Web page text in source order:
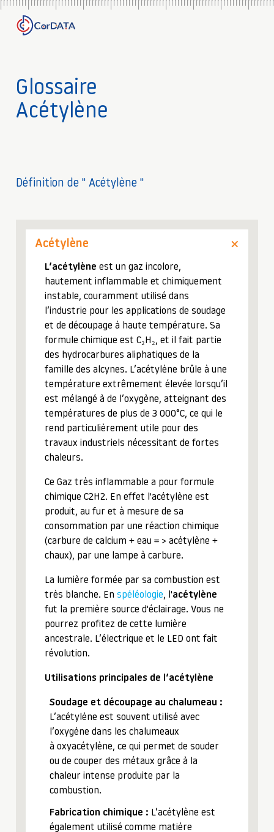
Glossaire
Acétylène
Définition de " Acétylène "
Acétylène
L’acétylène est un gaz incolore,
hautement inflammable et chimiquement
instable, couramment utilisé dans
l’industrie pour les applications de soudage
et de découpage à haute température. Sa
formule chimique est C₂H₂, et il fait partie
des hydrocarbures aliphatiques de la
famille des alcynes. L’acétylène brûle à une
température extrêmement élevée lorsqu’il
est mélangé à de l’oxygène, atteignant des
températures de plus de 3 000°C, ce qui le
rend particulièrement utile pour des
travaux industriels nécessitant de fortes
chaleurs.
Ce Gaz très inflammable a pour formule
chimique C2H2. En effet l'acétylène est
produit, au fur et à mesure de sa
consommation par une réaction chimique
(carbure de calcium + eau = > acétylène +
chaux), par une lampe à carbure.
La lumière formée par sa combustion est
très blanche. En spéléologie, l'acétylène
fut la première source d'éclairage. Vous ne
pourrez profitez de cette lumière
ancestrale. L’électrique et le LED ont fait
révolution.
Utilisations principales de l’acétylène
Soudage et découpage au chalumeau :
L’acétylène est souvent utilisé avec
l’oxygène dans les chalumeaux
à oxyacétylène, ce qui permet de souder
ou de couper des métaux grâce à la
chaleur intense produite par la
combustion.
Fabrication chimique : L’acétylène est
également utilisé comme matière